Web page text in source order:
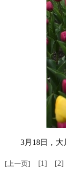
3月18日，大片
[上一页] [1] [2]